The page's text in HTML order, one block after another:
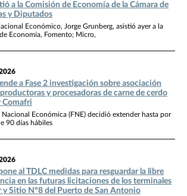
a la Comisión de Economía de la Cámara de
y Diputados
Económico, Jorge Grunberg, asistió ayer a la
Economía, Fomento; Micro,
a Fase 2 investigación sobre asociación
y procesadoras de carne de cerdo
Comafri
Nacional Económica (FNE) decidió extender hasta por
90 días hábiles
al TDLC medidas para resguardar la libre
en las futuras licitaciones de los terminales
y Sitio N°8 del Puerto de San Antonio